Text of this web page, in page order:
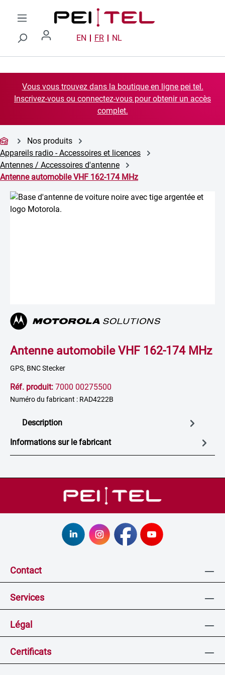
Passer au contenu principal
EN FR NL
Vous vous trouvez dans la boutique en ligne pei tel.
Inscrivez-vous ou connectez-vous pour obtenir un accès
complet.
Nos produits
Appareils radio - Accessoires et licences
Antennes / Accessoires d'antenne
Antenne automobile VHF 162-174 MHz
Ignorer la galerie d'images
Antenne automobile VHF 162-174 MHz
GPS, BNC Stecker
Réf. produit: 7000 00275500
Numéro du fabricant : RAD4222B
Description
Informations sur le fabricant
Contact
Services
Légal
Certificats